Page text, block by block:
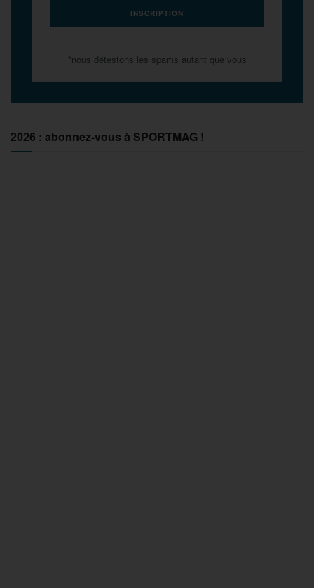
*nous détestons les spams autant que vous
2026 : abonnez-vous à SPORTMAG !